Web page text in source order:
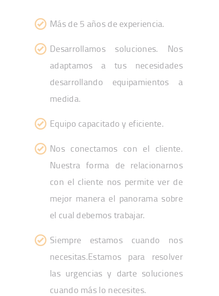
Más de 5 años de experiencia.
Desarrollamos soluciones. Nos
adaptamos a tus necesidades
desarrollando equipamientos a
medida.
Equipo capacitado y eficiente.
Nos conectamos con el cliente.
Nuestra forma de relacionarnos
con el cliente nos permite ver de
mejor manera el panorama sobre
el cual debemos trabajar.
Siempre estamos cuando nos
necesitas.Estamos para resolver
las urgencias y darte soluciones
cuando más lo necesites.